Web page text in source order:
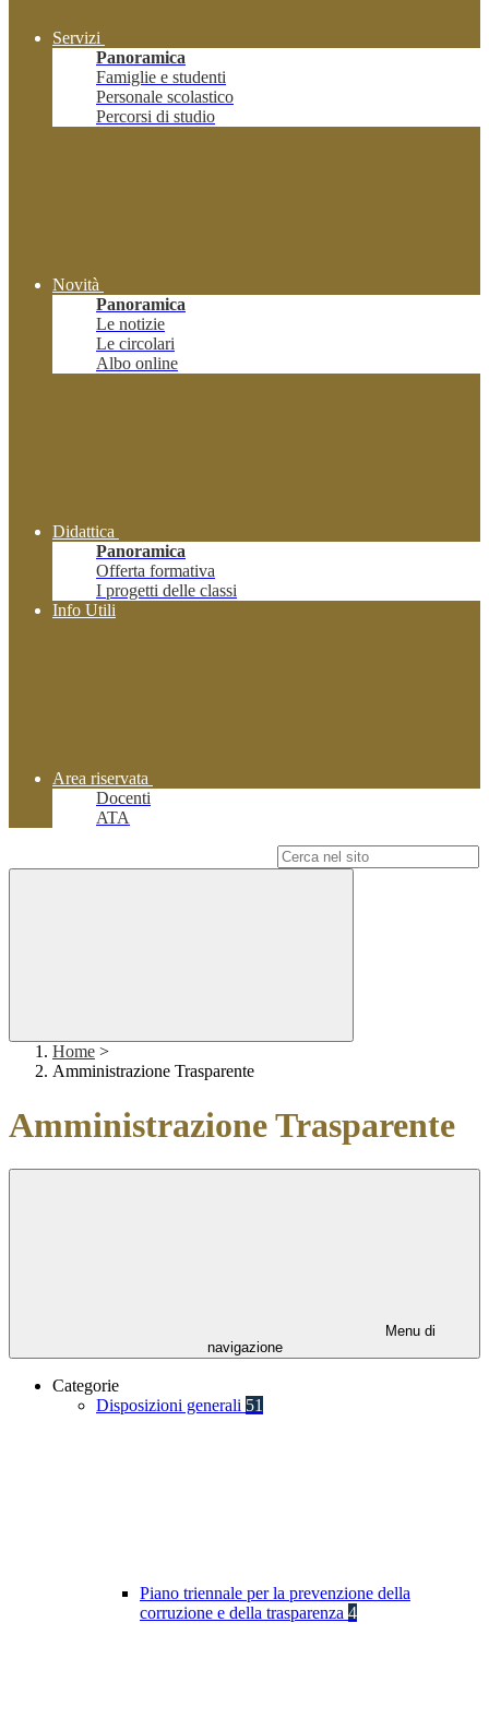
Servizi
Panoramica
Famiglie e studenti
Personale scolastico
Percorsi di studio
Novità
Panoramica
Le notizie
Le circolari
Albo online
Didattica
Panoramica
Offerta formativa
I progetti delle classi
Info Utili
Area riservata
Docenti
ATA
Home >
Amministrazione Trasparente
Amministrazione Trasparente
Menu di
navigazione
Categorie
Disposizioni generali 51
Piano triennale per la prevenzione della
corruzione e della trasparenza 4